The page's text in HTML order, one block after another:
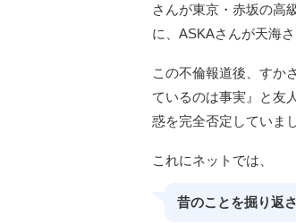
さんが東京・赤坂の高
に、ASKAさんが天海
この不倫報道後、すか
ているのは事実』と友
惑を完全否定していま
これにネットでは、
昔のことを掘り返